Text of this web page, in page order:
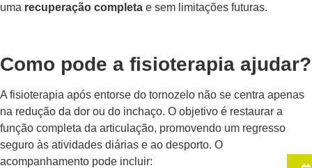
uma recuperação completa e sem limitações futuras.
Como pode a fisioterapia ajudar?
A fisioterapia após entorse do tornozelo não se centra apenas
na redução da dor ou do inchaço. O objetivo é restaurar a
função completa da articulação, promovendo um regresso
seguro às atividades diárias e ao desporto. O
acompanhamento pode incluir: